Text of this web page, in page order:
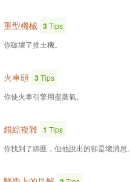
重型機械 3Tips
你破壞了推土機。
火車頭 3Tips
你使火車引擎用盡蒸氣。
錯綜複雜 1 Tips
你找到了綁匪，但他說出的卻是壞消息。